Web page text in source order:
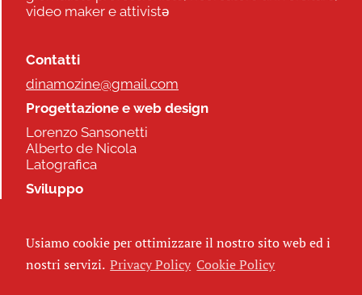
video maker e attivistə
Contatti
dinamozine@gmail.com
Progettazione e web design
Lorenzo Sansonetti
Alberto de Nicola
Latografica
Sviluppo
Seguici
Usiamo cookie per ottimizzare il nostro sito web ed i
nostri servizi. Privacy Policy Cookie Policy